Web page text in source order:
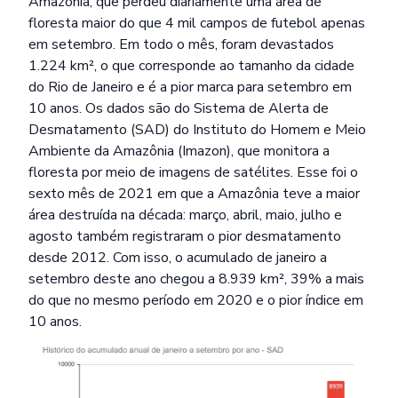
floresta maior do que 4 mil campos de futebol apenas
em setembro. Em todo o mês, foram devastados
1.224 km², o que corresponde ao tamanho da cidade
do Rio de Janeiro e é a pior marca para setembro em
10 anos. Os dados são do Sistema de Alerta de
Desmatamento (SAD) do Instituto do Homem e Meio
Ambiente da Amazônia (Imazon), que monitora a
floresta por meio de imagens de satélites. Esse foi o
sexto mês de 2021 em que a Amazônia teve a maior
área destruída na década: março, abril, maio, julho e
agosto também registraram o pior desmatamento
desde 2012. Com isso, o acumulado de janeiro a
setembro deste ano chegou a 8.939 km², 39% a mais
do que no mesmo período em 2020 e o pior índice em
10 anos.